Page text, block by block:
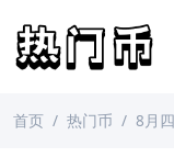
首页 热门币 8月四